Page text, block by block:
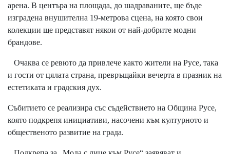
арена. В центъра на площада, до шадраваните, ще бъде
изградена внушителна 19-метрова сцена, на която свои
колекции ще представят някои от най-добрите модни
брандове.
Очаква се ревюто да привлече както жители на Русе, така
и гости от цялата страна, превръщайки вечерта в празник на
естетиката и градския дух.
Събитието се реализира със съдействието на Община Русе,
която подкрепя инициативи, насочени към културното и
общественото развитие на града.